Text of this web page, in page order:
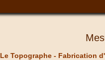
Le Topographe - Fabrication